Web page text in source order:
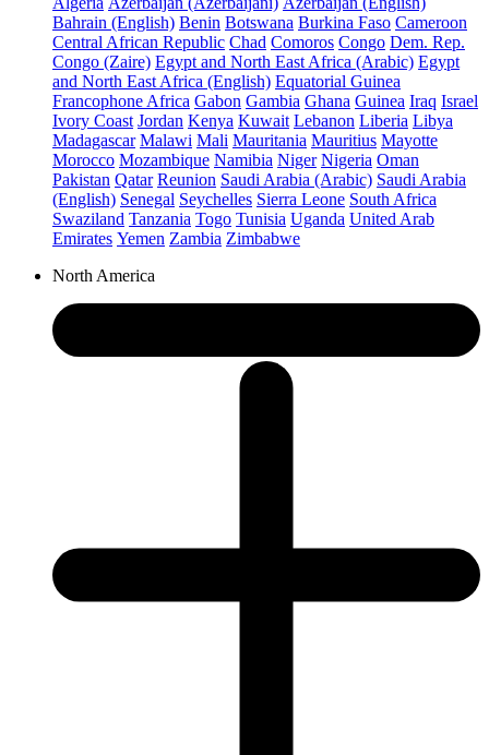
Bahrain (English) Benin Botswana Burkina Faso Cameroon
Central African Republic Chad Comoros Congo Dem. Rep.
Congo (Zaire) Egypt and North East Africa (Arabic) Egypt
and North East Africa (English) Equatorial Guinea
Francophone Africa Gabon Gambia Ghana Guinea Iraq Israel
Ivory Coast Jordan Kenya Kuwait Lebanon Liberia Libya
Madagascar Malawi Mali Mauritania Mauritius Mayotte
Morocco Mozambique Namibia Niger Nigeria Oman
Pakistan Qatar Reunion Saudi Arabia (Arabic) Saudi Arabia
(English) Senegal Seychelles Sierra Leone South Africa
Swaziland Tanzania Togo Tunisia Uganda United Arab
Emirates Yemen Zambia Zimbabwe
North America